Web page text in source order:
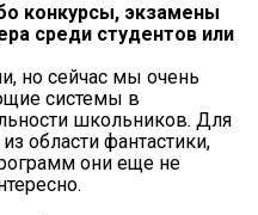
конкурсы, экзамены
среди студентов или
но сейчас мы очень
системы в
школьников. Для
области фантастики,
они еще не